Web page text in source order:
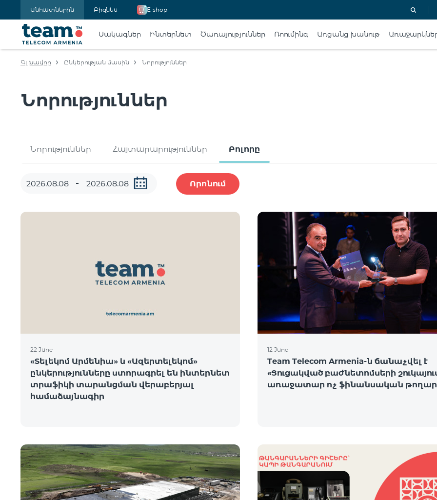
Անհատներին Բիզնես E-shop
Սակագներ Ինտերնետ Ծառայություններ Ռոումինգ Առցանց խանութ
Գլխավոր Ընկերության մասին Նորություններ
Նորություններ
Նորություններ Հայտարարություններ Բոլորը
Որոնում
22 June
«Տելեկոմ Արմենիա» և «Ազերտելեկոմ»
ընկերությունները ստորագրել են ինտերնետ
տրաֆիկի տարանցման վերաբերյալ
համաձայնագիր
12 June
Team Telecom Armenia-ն ճանաչվել է
«Ցուցակված բաժնետոմսերի
առաջատար ոչ ֆինանսական